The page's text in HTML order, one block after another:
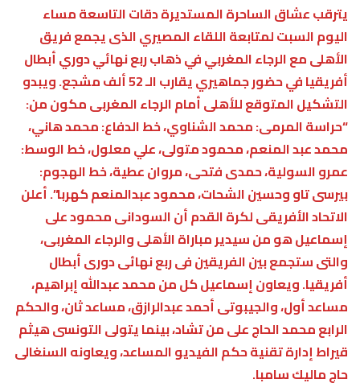
يترقب عشاق الساحرة المستديرة دقات التاسعة مساء
اليوم السبت لمتابعة اللقاء المصيري الذى يجمع فريق
الأهلى مع الرجاء المغربي في ذهاب ربع نهائي دوري أبطال
أفريقيا في حضور جماهيري يقارب الـ 52 ألف مشجع. ويبدو
التشكيل المتوقع للأهلى أمام الرجاء المغربى مكون من:
“حراسة المرمى: محمد الشناوي، خط الدفاع: محمد هاني،
محمد عبد المنعم، محمود متولى، علي معلول، خط الوسط:
عمرو السولية، حمدى فتحى، مروان عطية، خط الهجوم:
بيرسى تاو وحسين الشحات، محمود عبدالمنعم كهربا”. أعلن
الاتحاد الأفريقى لكرة القدم أن السودانى محمود على
إسماعيل هو من سيدير مباراة الأهلى والرجاء المغربى،
والتى ستجمع بين الفريقين فى ربع نهائى دورى أبطال
أفريقيا. ويعاون إسماعيل كل من محمد عبدالله إبراهيم،
مساعد أول، والجيبوتى أحمد عبدالرازق، مساعد ثان، والحكم
الرابع محمد الحاج على من تشاد، بينما يتولى التونسى هيثم
قيراط إدارة تقنية حكم الفيديو المساعد، ويعاونه السنغالى
حاج ماليك سامبا.